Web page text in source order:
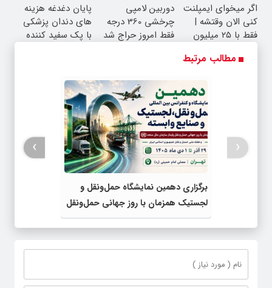
اگر میخوای ایمپلنت
کنی الان وقتشه |
فقط با ۲۵ میلیون
دوربین لامپی
چرخشی 360 درجه
فقط امروز حراج شد
پایان دغدغه هزینه
های دندان پزشکی
با پک سفید کننده
مطالب مرتبط
برگزاری دهمین نمایشگاه حمل‌ونقل و
لجستیک همزمان با روز جهانی حمل‌ونقل
پایدار سازمان ملل متحد
‹
›